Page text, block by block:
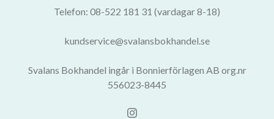
Telefon: 08-522 181 31 (vardagar 8-18)
kundservice@svalansbokhandel.se
Svalans Bokhandel ingår i Bonnierförlagen AB org.nr
556023-8445